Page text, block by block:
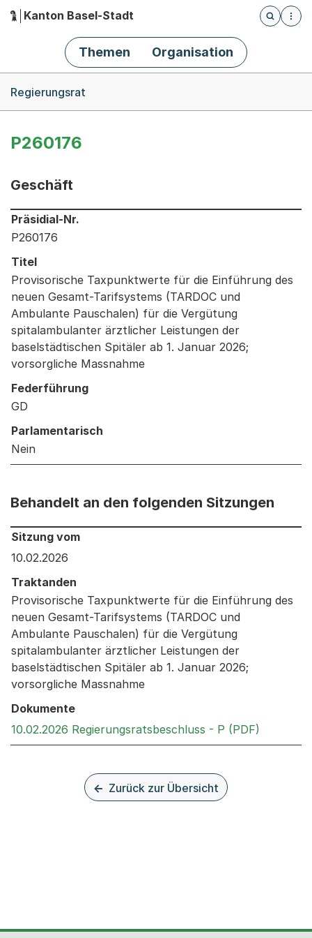
Hauptnavigation
Kanton Basel-Stadt
Öffnet
Themen Organisation
Regierungsrat
P260176
Geschäft
Informationen zum Ausgewählten Geschäft
Präsidial-Nr.
P260176
Titel
Provisorische Taxpunktwerte für die Einführung des
neuen Gesamt-Tarifsystems (TARDOC und
Ambulante Pauschalen) für die Vergütung
spitalambulanter ärztlicher Leistungen der
baselstädtischen Spitäler ab 1. Januar 2026;
vorsorgliche Massnahme
Federführung
GD
Parlamentarisch
Nein
Behandelt an den folgenden Sitzungen
Behandelt an den folgenden Sitzungen: Informationen
Sitzung vom
10.02.2026
Traktanden
Provisorische Taxpunktwerte für die Einführung des
neuen Gesamt-Tarifsystems (TARDOC und
Ambulante Pauschalen) für die Vergütung
spitalambulanter ärztlicher Leistungen der
baselstädtischen Spitäler ab 1. Januar 2026;
vorsorgliche Massnahme
Dokumente
10.02.2026 Regierungsratsbeschluss - P (PDF)
Zurück zur Übersicht